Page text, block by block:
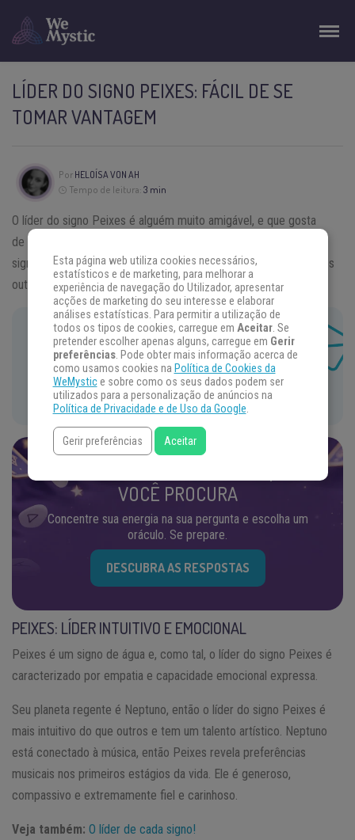
LÍDER DO SIGNO PEIXES: FÁCIL DE SE
TOMAR VANTAGEM
Por HELOÍSA VON AH
Tempo de leitura: 3 min
O líder do signo Peixes é alguém muito amigável, e que gosta
de ter a companhia de pessoas muito diferentes. A pessoa do
signo Peixes é desinteressada, está sempre disposto a ajudar os
outros, sem ter esperança de recuperar nada.
DICAS DE ASTROLOGIA NA SUA INBOX!
Receba previsões, dicas e conteúdos exclusivos.
CADASTRAR AGORA
VOCÊ PROCURA
Concentre sua energia na sua pergunta e escolha um
oráculo. Se prepare.
DESCUBRA AS RESPOSTAS
PEIXES: LÍDER INTUITIVO E EMOCIONAL
Peixes é um signo de água e, como tal, o líder do signo Peixes é
caracterizado por empatia e capacidade emocional expressa.
Seu planeta regente é Neptuno, então o líder do signo Peixes é
mais intuitivo do que outros e tem um talento artístico. Neptuno
está conectado à música, então Peixes revela preferências
musicais nos primeiros estágios da vida. Ele é generoso,
compassivo e extremamente fiel e carinhoso.
Veja também: O líder de cada signo!
Esta página web utiliza cookies necessários,
estatísticos e de marketing, para melhorar a
experiência de navegação do Utilizador, apresentar
acções de marketing do seu interesse e elaborar
análises estatísticas. Para permitir a utilização de
todos os tipos de cookies, carregue em Aceitar. Se
pretender escolher apenas alguns, carregue em Gerir
preferências. Pode obter mais informação acerca de
como usamos cookies na Política de Cookies da
WeMystice sobre como os seus dados podem ser
utilizados para a personalização de anúncios na
Política de Privacidade e de Uso da Google.
Gerir preferências Aceitar